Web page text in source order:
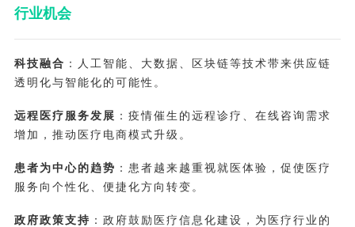
行业机会
科技融合 ：人工智能、大数据、区块链等技术带来供应链
透明化与智能化的可能性。
远程医疗服务发展 ：疫情催生的远程诊疗、在线咨询需求
增加，推动医疗电商模式升级。
患者为中心的趋势 ：患者越来越重视就医体验，促使医疗
服务向个性化、便捷化方向转变。
政府政策支持 ：政府鼓励医疗信息化建设，为医疗行业的